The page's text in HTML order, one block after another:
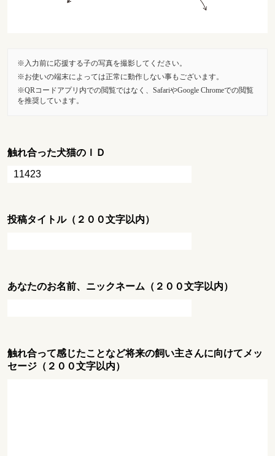
入力前に応援する子の写真を撮影してください。
お使いの端末によっては正常に動作しない事もございます。
QRコードアプリ内での閲覧ではなく、SafariやGoogle Chromeでの閲覧
を推奨しています。
触れ合った犬猫のＩＤ
投稿タイトル（２００文字以内）
あなたのお名前、ニックネーム（２００文字以内）
触れ合って感じたことなど将来の飼い主さんに向けてメッ
セージ（２００文字以内）